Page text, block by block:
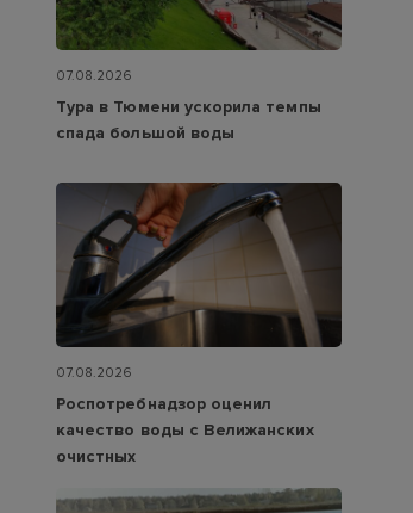
07.08.2026
Тура в Тюмени ускорила темпы
спада большой воды
07.08.2026
Роспотребнадзор оценил
качество воды с Велижанских
очистных